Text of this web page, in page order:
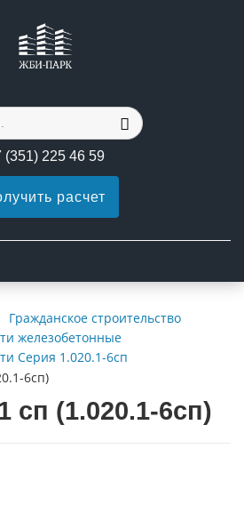
(351) 225 46 59
расчет
Гражданское строительство
железобетонные
Серия 1.020.1-6сп
6сп)
сп (1.020.1-6сп)